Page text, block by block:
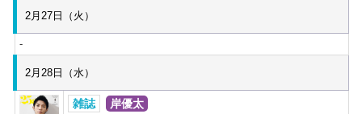
2月27日（火）
-
2月28日（水）
雑誌 岸優太